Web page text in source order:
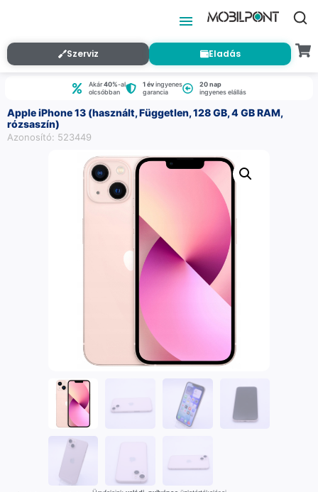
Szerviz Eladás
Akár40%-al
olcsóbban
1 évingyenes
garancia
20 nap
ingyenes elállás
Apple iPhone 13 (használt, Független, 128 GB, 4 GB RAM,
rózsaszín)
Azonosító: 523449